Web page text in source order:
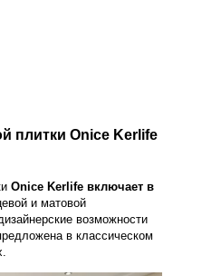
плитки Onice Kerlife
Onice Kerlife включает в
и матовой
возможности
в классическом